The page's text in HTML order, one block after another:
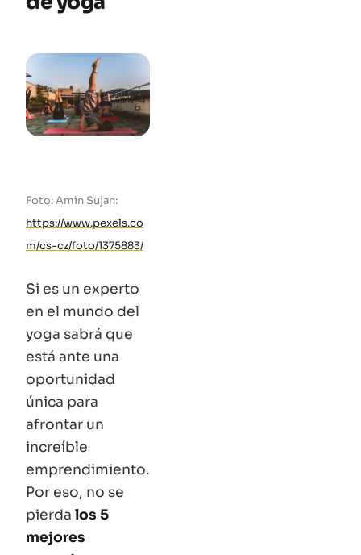
Foto: Amin Sujan:
https://www.pexels.co
m/cs-cz/foto/1375883/
Si es un experto
en el mundo del
yoga sabrá que
está ante una
oportunidad
única para
afrontar un
increíble
emprendimiento.
Por eso, no se
pierda los 5
mejores